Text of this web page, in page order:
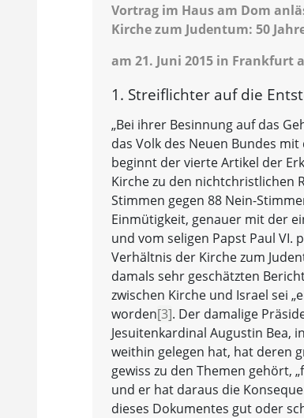
Vortrag im Haus am Dom
Kirche zum Judentum: 50
am 21. Juni 2015 in Frankfurt
1. Streiflichter auf die
„Bei ihrer Besinnung auf das
das Volk des Neuen Bundes
beginnt der vierte Artikel der
Kirche zu den nichtchristlichen
Stimmen gegen 88 Nein-
Einmütigkeit, genauer mit der
und vom seligen Papst Paul
Verhältnis der Kirche zum
damals sehr geschätzten
zwischen Kirche und Israel sei
worden[3]. Der damalige
Jesuitenkardinal Augustin Bea,
weithin gelegen hat, hat deren
gewiss zu den Themen gehört,
und er hat daraus die
dieses Dokumentes gut oder